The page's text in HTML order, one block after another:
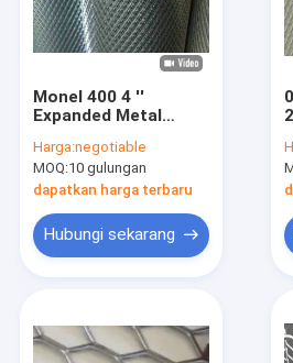
Monel 400 4 ''
Expanded Metal
Pattern
Harga:negotiable
MOQ:10 gulungan
dapatkan harga terbaru
Hubungi sekarang